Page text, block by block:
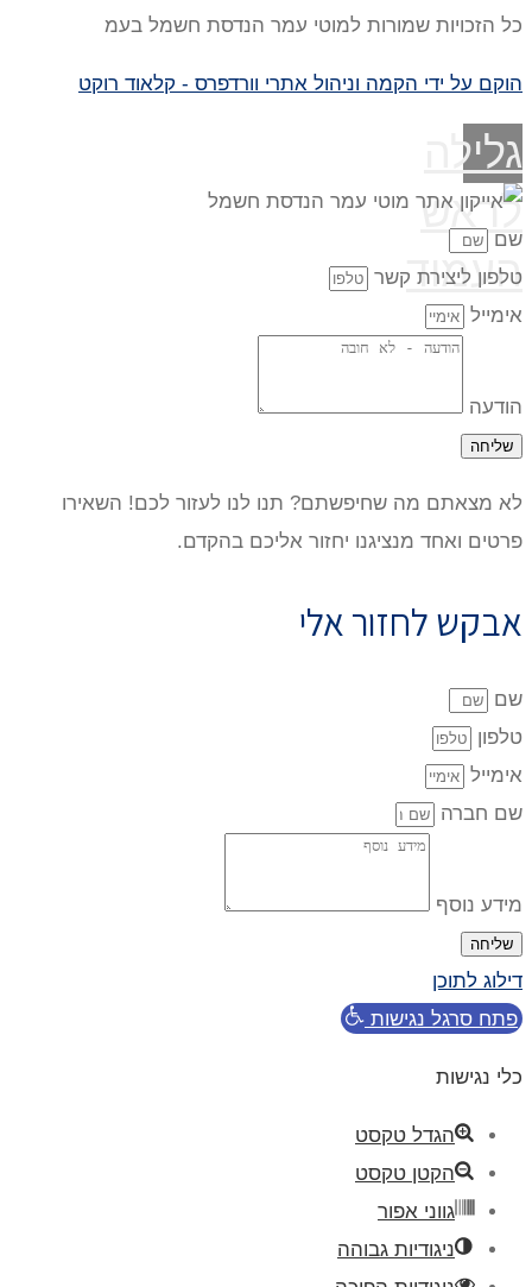
כל הזכויות שמורות למוטי עמר הנדסת חשמל בעמ
הוקם על ידי הקמה וניהול אתרי וורדפרס - קלאוד רוקט
גלילה
לראש
העמוד
שם
טלפון ליצירת קשר
אימייל
הודעה
שליחה
לא מצאתם מה שחיפשתם? תנו לנו לעזור לכם! השאירו
פרטים ואחד מנציגנו יחזור אליכם בהקדם.
אבקש לחזור אלי
שם
טלפון
אימייל
שם חברה
מידע נוסף
שליחה
דילוג לתוכן
פתח סרגל נגישות
כלי נגישות
הגדל טקסט
הקטן טקסט
גווני אפור
ניגודיות גבוהה